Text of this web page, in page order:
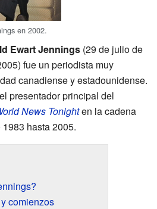
en 2002.
Ewart Jennings (29 de julio de
fue un periodista muy
canadiense y estadounidense.
presentador principal del
News Tonighten la cadena
hasta 2005.
comienzos